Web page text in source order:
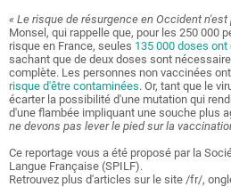
« Le risque de résurgence en Occident
Monsel, qui rappelle que, pour les 250 000
risque en France, seules 135 000 doses
sachant que de deux doses sont
complète. Les personnes non vaccinées
risque d'être contaminées. Or, tant que le
écarter la possibilité d'une mutation qui
d'une flambée impliquant une souche plus
ne devons pas lever le pied sur la
Ce reportage vous a été proposé par la
Langue Française (SPILF).
Retrouvez plus d'articles sur le site /fr/,